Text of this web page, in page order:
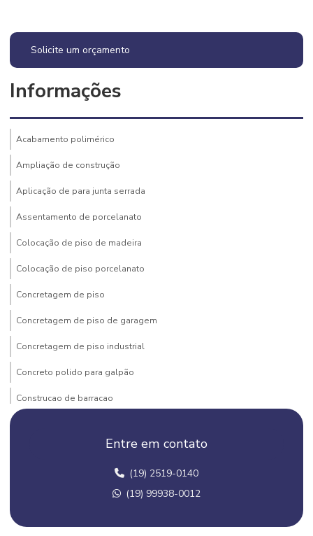
Solicite um orçamento
Informações
Acabamento polimérico
Ampliação de construção
Aplicação de para junta serrada
Assentamento de porcelanato
Colocação de piso de madeira
Colocação de piso porcelanato
Concretagem de piso
Concretagem de piso de garagem
Concretagem de piso industrial
Concreto polido para galpão
Construcao de barracao
Construção de barracão metálico
Construção de barracão pré moldado
Construção barracão pré moldado campinas
Construção barracão pré moldado campinas e regiões
Entre em contato
(19) 2519-0140
(19) 99938-0012